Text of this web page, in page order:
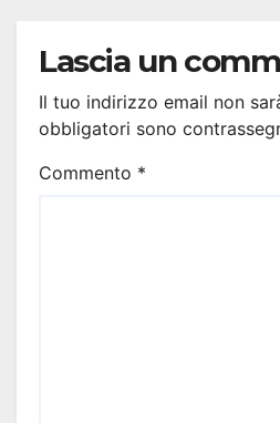
Lascia un
Il tuo indirizzo email non
obbligatori sono
Commento *